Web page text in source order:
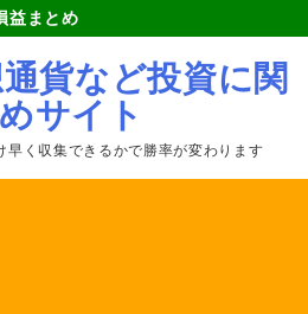
益まとめ
貨など投資に関
サイト
早く収集できるかで勝率が変わります